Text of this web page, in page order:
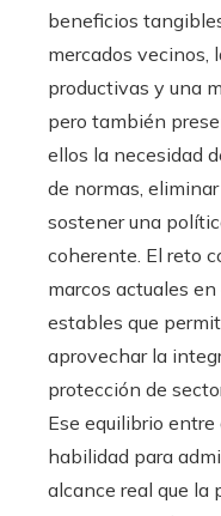
beneficios
mercados vecinos,
productivas y una
pero también
ellos la necesidad
de normas,
sostener una
coherente. El reto
marcos actuales
estables que
aprovechar la
protección de
Ese equilibrio entre
habilidad para
alcance real que la